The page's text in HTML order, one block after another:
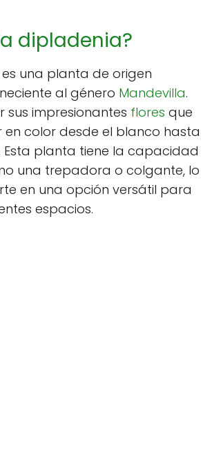
dipladenia?
una planta de origen
al género Mandevilla.
sus impresionantes flores que
en color desde el blanco hasta
Esta planta tiene la capacidad
una trepadora o colgante, lo
en una opción versátil para
espacios.